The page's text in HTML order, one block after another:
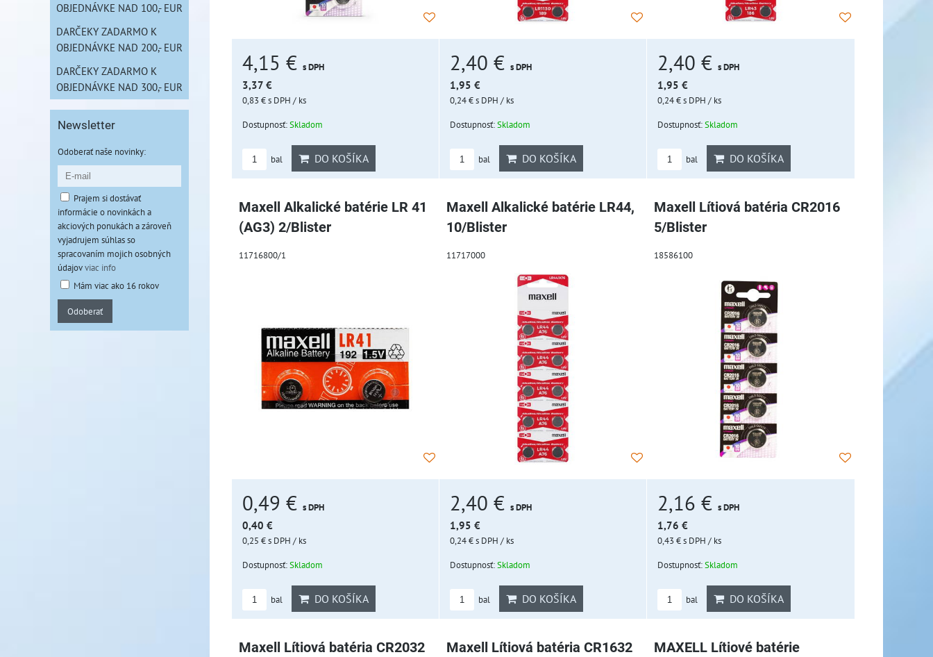
4,15 € s DPH
3,37 €
0,83 €s DPH / ks
Dostupnosť:Skladom
bal DO KOŠÍKA
2,40 € s DPH
1,95 €
0,24 €s DPH / ks
Dostupnosť:Skladom
bal DO KOŠÍKA
2,40 €s DPH
1,95 €
0,24 €s DPH / ks
Dostupnosť:Skladom
bal DO KOŠÍKA
Maxell Alkalické batérie LR 41
(AG3) 2/Blister
11716800/1
0,49 € s DPH
0,40 €
0,25 €s DPH / ks
Dostupnosť:Skladom
bal DO KOŠÍKA
Maxell Alkalické batérie LR44,
10/Blister
11717000
2,40 € s DPH
1,95 €
0,24 €s DPH / ks
Dostupnosť:Skladom
bal DO KOŠÍKA
Maxell Lítiová batéria CR2016
5/Blister
18586100
2,16 €s DPH
1,76 €
0,43 €s DPH / ks
Dostupnosť:Skladom
bal DO KOŠÍKA
Maxell Lítiová batéria CR2032
Maxell Lítiová batéria CR1632
MAXELL Lítiové batérie
OBJEDNÁVKE NAD 100,- EUR
DARČEKY ZADARMO K
OBJEDNÁVKE NAD 200,- EUR
DARČEKY ZADARMO K
OBJEDNÁVKE NAD 300,- EUR
Newsletter
Odoberať naše novinky:
Prajem si dostávať
informácie o novinkách a
akciových ponukách a zároveň
vyjadrujem súhlas so
spracovaním mojich osobných
údajovviac info
Mám viac ako 16 rokov
Odoberať